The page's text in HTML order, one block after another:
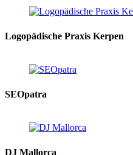
Logopädische Praxis Kerpen
SEOpatra
DJ Mallorca